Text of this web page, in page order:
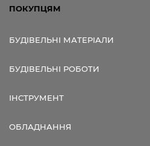
ПОКУПЦЯМ
БУДІВЕЛЬНІ МАТЕРІАЛИ
БУДІВЕЛЬНІ РОБОТИ
ІНСТРУМЕНТ
ОБЛАДНАННЯ